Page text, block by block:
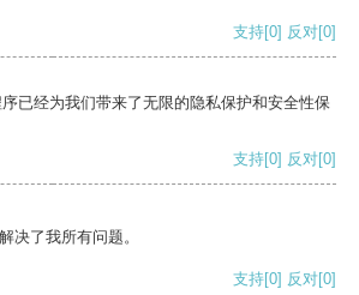
支持[0] 反对[0]
已经为我们带来了无限的隐私保护和安全性保
支持[0] 反对[0]
决了我所有问题。
支持[0] 反对[0]